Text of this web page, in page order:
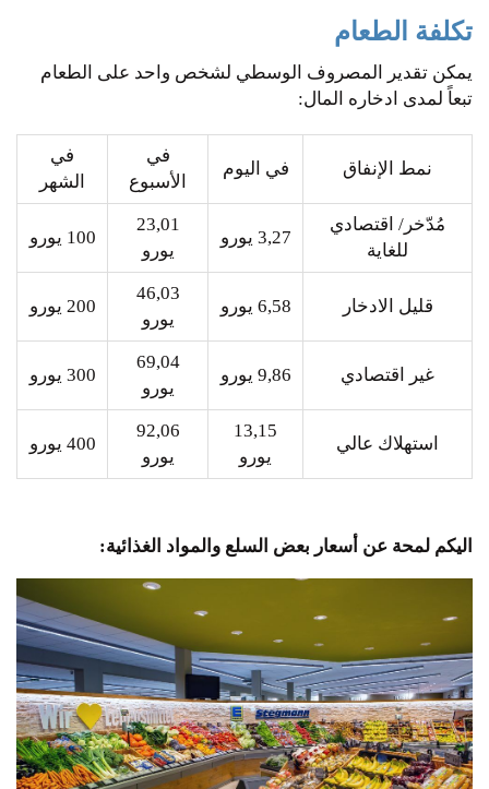
تكلفة الطعام
يمكن تقدير المصروف الوسطي لشخص واحد على الطعام
تبعاً لمدى ادخاره المال:
نمط الإنفاق في اليوم
في
الأسبوع
في
الشهر
مُدّخر/ اقتصادي
للغاية
3,27 يورو
23,01
يورو
100 يورو
قليل الادخار 6,58 يورو
46,03
يورو
200 يورو
غير اقتصادي 9,86 يورو
69,04
يورو
300 يورو
استهلاك عالي
13,15
يورو
92,06
يورو
400 يورو
اليكم لمحة عن أسعار بعض السلع والمواد الغذائية: